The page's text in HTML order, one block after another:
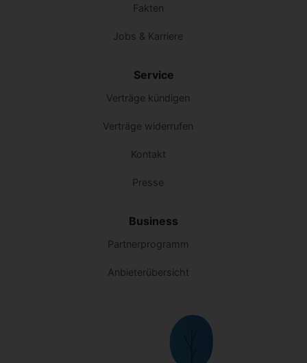
Fakten
Jobs & Karriere
Service
Verträge kündigen
Verträge widerrufen
Kontakt
Presse
Business
Partnerprogramm
Anbieterübersicht